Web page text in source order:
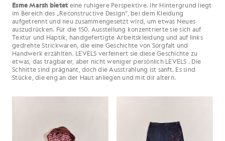
Esme Marsh bietet eine ruhigere Perspektive. Ihr Hintergrund liegt
im Bereich des „Reconstructive Design“, bei dem Kleidung
aufgetrennt und neu zusammengesetzt wird, um etwas Neues
auszudrücken. Für die 150. Ausstellung konzentrierte sie sich auf
Textur und Haptik, handgefertigte Arbeitskleidung und auf links
gedrehte Strickwaren, die eine Geschichte von Sorgfalt und
Handwerk erzählten. LEVELS verfeinert sie diese Geschichte zu
etwas, das tragbarer, aber nicht weniger persönlich LEVELS . Die
Schnitte sind prägnant, doch die Ausstrahlung ist sanft. Es sind
Stücke, die eng an der Haut anliegen und mit dir altern.